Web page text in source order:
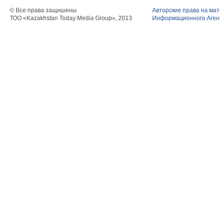
© Все права защишены
ТОО «Kazakhstan Today Media Group», 2013
Авторские права на
Информационного